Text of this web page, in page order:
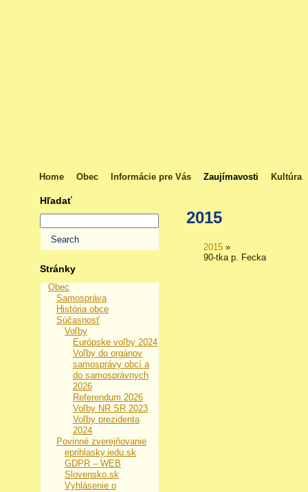
Home Obec Informácie pre Vás Zaujímavosti Kultúra
Hľadať
Stránky
Obec
Samospráva
História obce
Súčasnosť
Voľby
Európske voľby 2024
Voľby do orgánov
samosprávy obcí a
do samosprávnych
2026
Referendum 2026
Voľby NR SR 2023
Voľby prezidenta
2024
Povinné zverejňovanie
eprihlasky.iedu.sk
GDPR – WEB
Slovensko.sk
Vyhlásenie o
2015
2015 »
90-tka p. Fecka